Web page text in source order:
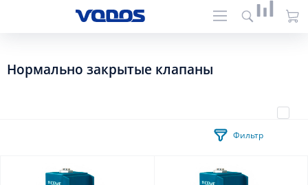
Нормально закрытые клапаны
Фильтр